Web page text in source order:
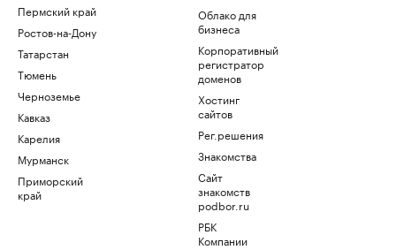
Пермский край
Ростов-на-Дону
Татарстан
Тюмень
Черноземье
Кавказ
Карелия
Мурманск
Приморский
край
Облако для
бизнеса
Корпоративный
регистратор
доменов
Хостинг
сайтов
Рег.решения
Знакомства
Сайт
знакомств
podbor.ru
РБК
Компании